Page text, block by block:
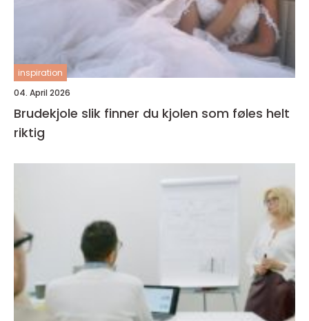
inspiration
04. April 2026
Brudekjole slik finner du kjolen som føles helt
riktig